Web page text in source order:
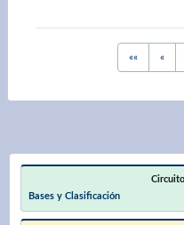
««First «
Bases y Clasificación